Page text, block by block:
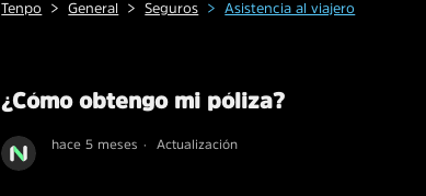
Tenpo General Seguros Asistencia al viajero
¿Cómo obtengo mi póliza?
hace 5 meses Actualización